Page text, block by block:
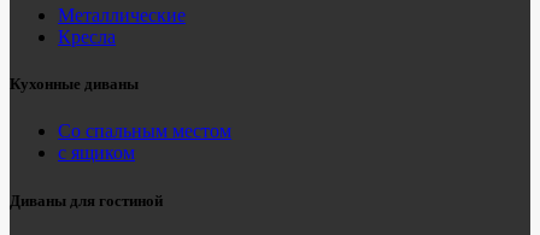
Металлические
Кресла
Кухонные диваны
Со спальным местом
с ящиком
Диваны для гостиной